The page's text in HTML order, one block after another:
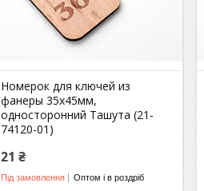
Номерок для ключей из
фанеры 35х45мм,
односторонний Ташута (21-
74120-01)
21 ₴
Під замовлення Оптом і в роздріб